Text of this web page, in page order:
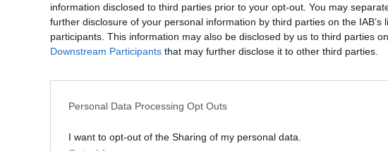
information disclosed to third parties prior to your opt-out. You may
further disclosure of your personal information by third parties on the IAB’s
participants. This information may also be disclosed by us to third parties
Downstream Participants that may further disclose it to other third parties.
Personal Data Processing Opt Outs
I want to opt-out of the Sharing of my personal data.
το
25.04.20